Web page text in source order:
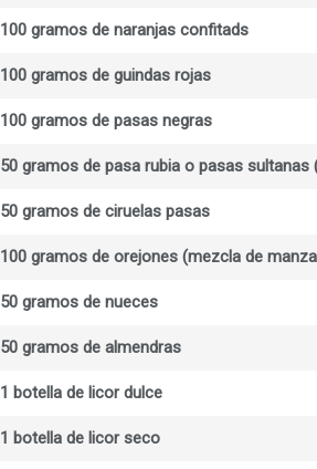
100 gramos de naranjas confitads
100 gramos de guindas rojas
100 gramos de pasas negras
50 gramos de pasa rubia o pasas sultanas
50 gramos de ciruelas pasas
100 gramos de orejones (mezcla de
50 gramos de nueces
50 gramos de almendras
1 botella de licor dulce
1 botella de licor seco